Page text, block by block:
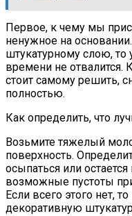
Первое, к чему мы
ненужное на
штукатурному слою, то
времени не
стоит самому решить,
полностью.
Как определить, что
Возьмите тяжелый
поверхность.
осыпаться или
возможные пустоты
Если всего этого нет,
декоративную